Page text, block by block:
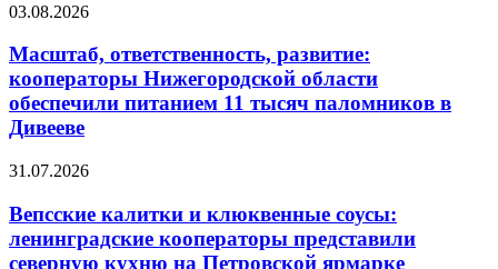
03.08.2026
Масштаб, ответственность, развитие:
кооператоры Нижегородской области
обеспечили питанием 11 тысяч паломников в
Дивееве
31.07.2026
Вепсские калитки и клюквенные соусы:
ленинградские кооператоры представили
северную кухню на Петровской ярмарке